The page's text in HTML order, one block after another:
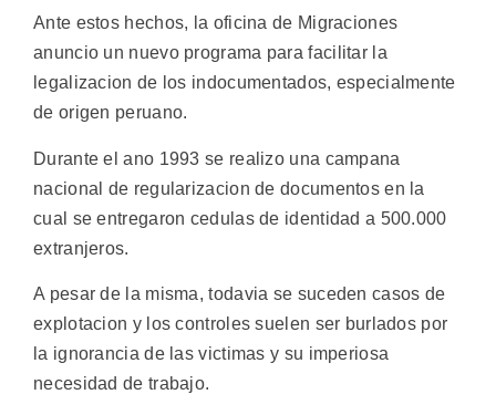
Ante estos hechos, la oficina de Migraciones
anuncio un nuevo programa para facilitar la
legalizacion de los indocumentados, especialmente
de origen peruano.
Durante el ano 1993 se realizo una campana
nacional de regularizacion de documentos en la
cual se entregaron cedulas de identidad a 500.000
extranjeros.
A pesar de la misma, todavia se suceden casos de
explotacion y los controles suelen ser burlados por
la ignorancia de las victimas y su imperiosa
necesidad de trabajo.